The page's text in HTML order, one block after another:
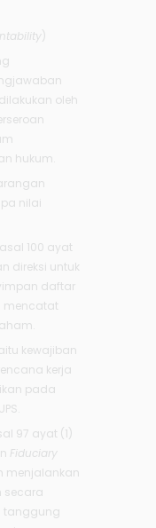
)
oleh
hukum.
nilai
100 ayat
direksi untuk
daftar
mencatat
kewajiban
kerja
pada
97 ayat (1)
Fiduciary
menjalankan
secara
tanggung